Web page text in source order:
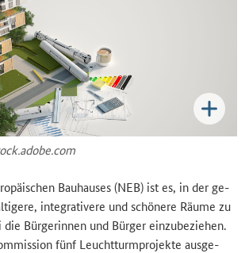
Bau­hau­ses (NEB) ist es, in der ge­
in­te­gra­ti­ve­re und schö­ne­re Räume zu
die Bür­ge­rin­nen und Bür­ger ein­zu­be­zie­hen.
fünf Leucht­turm­pro­jek­te aus­ge­